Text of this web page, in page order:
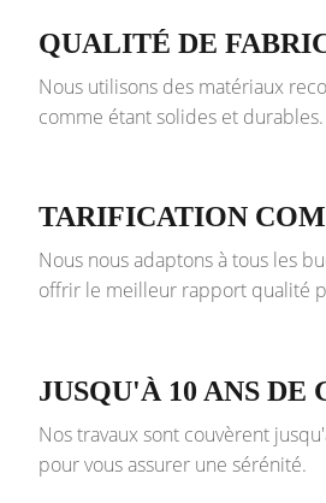
QUALITÉ DE
Nous utilisons des matériaux
comme étant solides et durables.
TARIFICATION
Nous nous adaptons à tous les
offrir le meilleur rapport qualité
JUSQU'À 10 ANS DE
Nos travaux sont couvèrent
pour vous assurer une sérénité.